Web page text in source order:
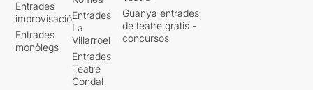
Entrades
improvisació
Entrades
monòlegs
Entrades
La
Villarroel
Entrades
Teatre
Condal
Guanya entrades
de teatre gratis -
concursos